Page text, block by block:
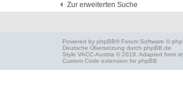
Zur erweiterten Suche
Powered by phpBB® Forum Software ©
Deutsche Übersetzung durch phpBB.de
Style VACC-Austria © 2019. Adapted from
Custom Code extension for phpBB